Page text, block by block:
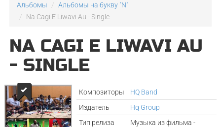
Альбомы
Альбомы на букву "N"
Na Cagi E Liwavi Au - Single
NA CAGI E LIWAVI AU
- SINGLE
Композиторы
HQ Band
Издатель
Hq Group
Тип релиза
Музыка из фильма -